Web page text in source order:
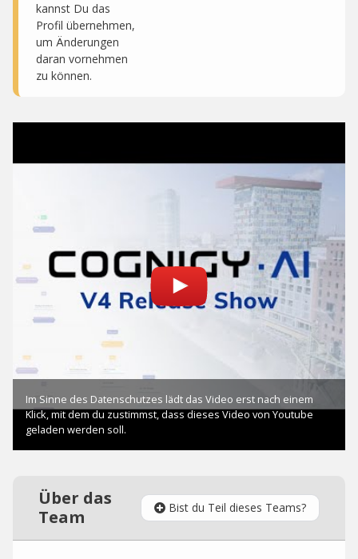
kannst Du das
Profil übernehmen,
um Änderungen
daran vornehmen
zu können.
Über das
Team
Bist du Teil dieses Teams?